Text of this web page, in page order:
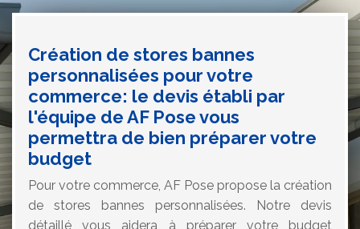
Création de stores bannes
personnalisées pour votre
commerce: le devis établi par
l'équipe de AF Pose vous
permettra de bien préparer votre
budget
Pour votre commerce, AF Pose propose la création
de stores bannes personnalisées. Notre devis
détaillé vous aidera à préparer votre budget